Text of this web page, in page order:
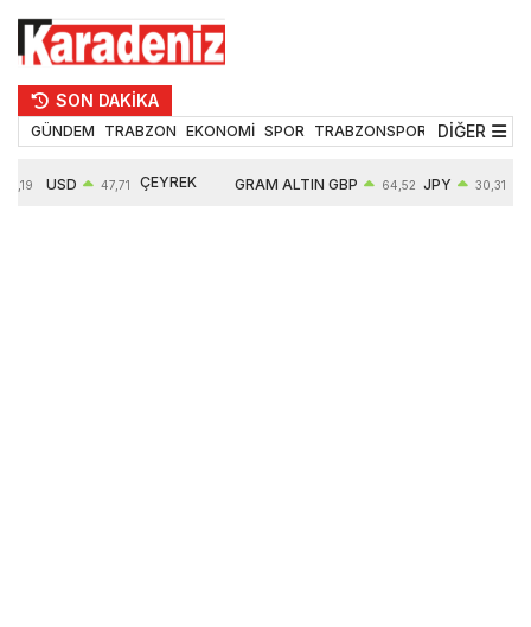
SON DAKİKA
GÜNDEM TRABZON EKONOMİ SPOR TRABZONSPOR TEKNOLOJİ
DİĞER
USD 47,71 ÇEYREK GRAM ALTIN GBP 64,52 JPY 30,31